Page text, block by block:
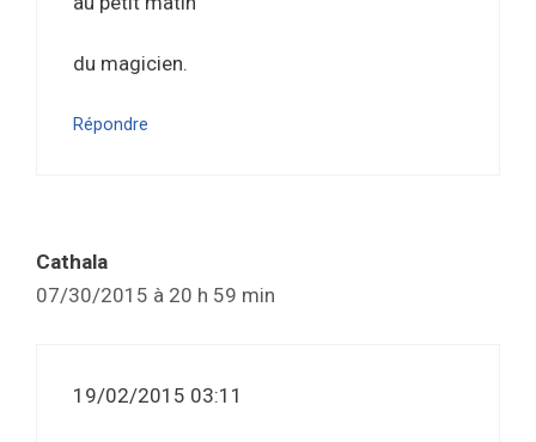
du magicien.
Répondre
Cathala
07/30/2015 à 20 h 59 min
19/02/2015 03:11